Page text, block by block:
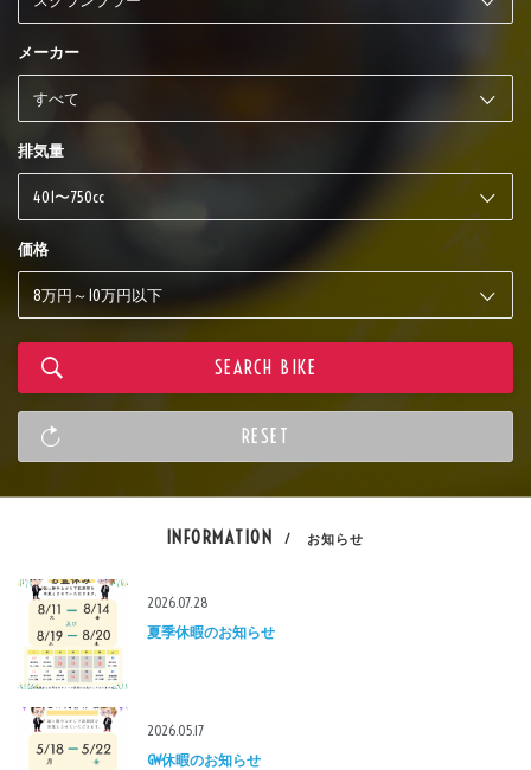
メーカー
排気量
価格
INFORMATION / お知らせ
2026.07.28
夏季休暇のお知らせ
2026.05.17
GW休暇のお知らせ